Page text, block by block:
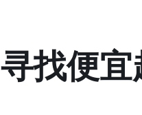
寻找便宜